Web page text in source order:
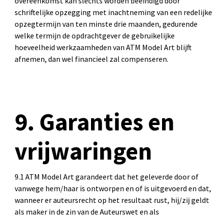
schriftelijke opzegging met inachtneming van een redelijke
opzegtermijn van ten minste drie maanden, gedurende
welke termijn de opdrachtgever de gebruikelijke
hoeveelheid werkzaamheden van ATM Model Art blijft
afnemen, dan wel financieel zal compenseren.
9. Garanties en
vrijwaringen
9.1 ATM Model Art garandeert dat het geleverde door of
vanwege hem/haar is ontworpen en of is uitgevoerd en dat,
wanneer er auteursrecht op het resultaat rust, hij/zij geldt
als maker in de zin van de Auteurswet en als